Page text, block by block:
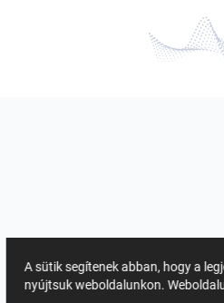
A sütik segítenek abban, hogy a
nyújtsuk weboldalunkon.